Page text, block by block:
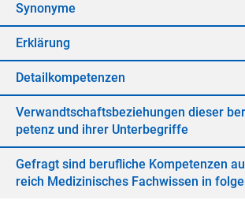
Syn­ony­me
Er­klä­rung
De­tail­kom­pe­ten­zen
Ver­wandt­schafts­be­zie­hun­gen die­ser
pe­tenz und ih­rer Un­ter­be­grif­fe
Ge­fragt sind be­ruf­li­che Kom­pe­ten­zen
reich Me­di­zi­ni­sches Fach­wis­sen in